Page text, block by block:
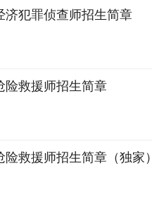
济犯罪侦查师招生简章
险救援师招生简章
险救援师招生简章（独家）